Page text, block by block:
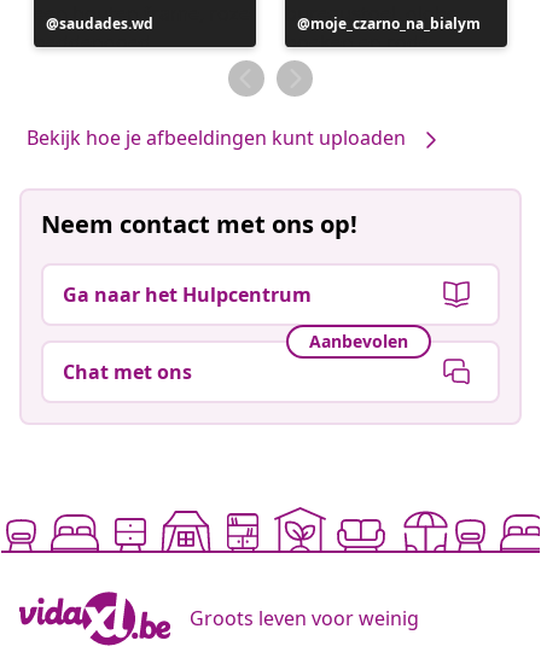
Bericht
gepubliceerd
saudades.wd
Bericht
gepubliceerd
door
moje_czarno_na_bialym
Bekijk hoe je afbeeldingen kunt uploaden
Neem contact met ons op!
Ga naar het Hulpcentrum
Aanbevolen
Chat met ons
Groots leven voor weinig